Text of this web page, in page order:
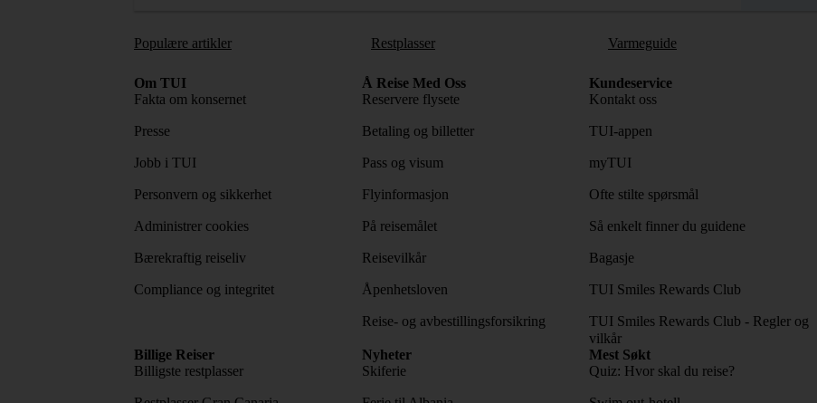
Populære artikler Restplasser Varmeguide
Om TUI
Fakta om konsernet
Presse
Jobb i TUI
Personvern og sikkerhet
Administrer cookies
Bærekraftig reiseliv
Compliance og integritet
Å Reise Med Oss
Reservere flysete
Betaling og billetter
Pass og visum
Flyinformasjon
På reisemålet
Reisevilkår
Åpenhetsloven
Reise- og avbestillingsforsikring
Kundeservice
Kontakt oss
TUI-appen
myTUI
Ofte stilte spørsmål
Så enkelt finner du guidene
Bagasje
TUI Smiles Rewards Club
TUI Smiles Rewards Club - Regler og
vilkår
Billige Reiser
Billigste restplasser
Nyheter
Skiferie
Mest Søkt
Quiz: Hvor skal du reise?